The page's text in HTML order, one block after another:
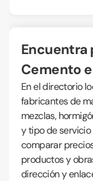
Encuentra proveedores de
Cemento
En el directorio
fabricantes de
mezclas,
y tipo de
comparar
productos y
dirección y